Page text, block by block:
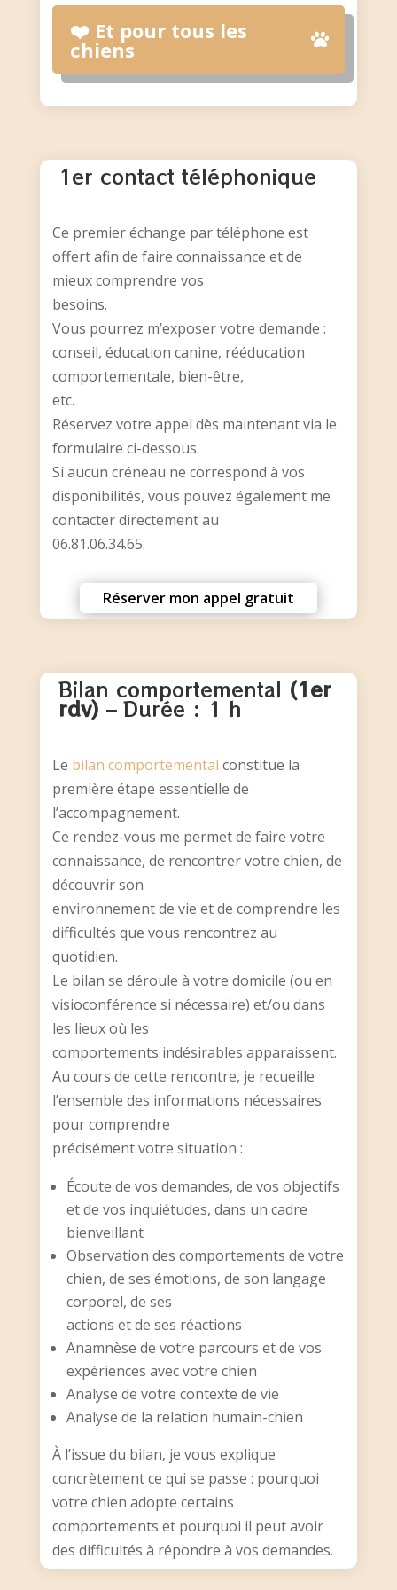
❤️ Et pour tous les
chiens
1er contact téléphonique
Ce premier échange par téléphone est
offert afin de faire connaissance et de
mieux comprendre vos
besoins.
Vous pourrez m’exposer votre demande :
conseil, éducation canine, rééducation
comportementale, bien-être,
etc.
Réservez votre appel dès maintenant via le
formulaire ci-dessous.
Si aucun créneau ne correspond à vos
disponibilités, vous pouvez également me
contacter directement au
06.81.06.34.65.
Réserver mon appel gratuit
Bilan comportemental (1er
rdv) – Durée : 1 h
Le bilan comportemental constitue la
première étape essentielle de
l’accompagnement.
Ce rendez-vous me permet de faire votre
connaissance, de rencontrer votre chien, de
découvrir son
environnement de vie et de comprendre les
difficultés que vous rencontrez au
quotidien.
Le bilan se déroule à votre domicile (ou en
visioconférence si nécessaire) et/ou dans
les lieux où les
comportements indésirables apparaissent.
Au cours de cette rencontre, je recueille
l’ensemble des informations nécessaires
pour comprendre
précisément votre situation :
Écoute de vos demandes, de vos objectifs
et de vos inquiétudes, dans un cadre
bienveillant
Observation des comportements de votre
chien, de ses émotions, de son langage
corporel, de ses
actions et de ses réactions
Anamnèse de votre parcours et de vos
expériences avec votre chien
Analyse de votre contexte de vie
Analyse de la relation humain-chien
À l’issue du bilan, je vous explique
concrètement ce qui se passe : pourquoi
votre chien adopte certains
comportements et pourquoi il peut avoir
des difficultés à répondre à vos demandes.